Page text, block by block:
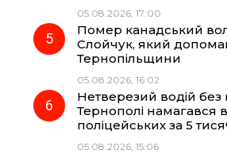
05.08.2026, 17:00
Помер канадський
Слойчук, який
Тернопільщини
05.08.2026, 16:02
Нетверезий водій без
Тернополі намагався
поліцейських за 5
05.08.2026, 15:06